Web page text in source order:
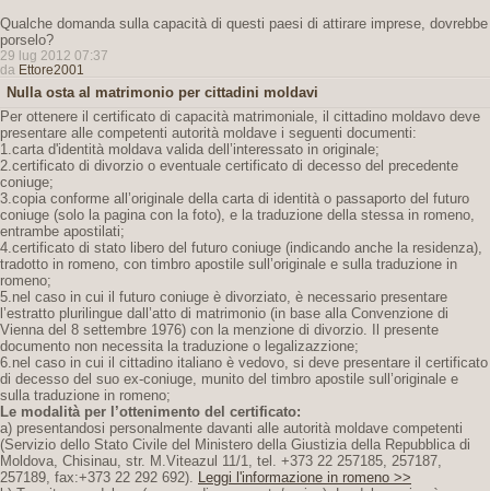
Qualche domanda sulla capacità di questi paesi di attirare imprese, dovrebbe
porselo?
29 lug 2012 07:37
da Ettore2001
Nulla osta al matrimonio per cittadini moldavi
Per ottenere il certificato di capacità matrimoniale, il cittadino moldavo deve
presentare alle competenti autorità moldave i seguenti documenti:
1.carta d'identità moldava valida dell’interessato in originale;
2.certificato di divorzio o eventuale certificato di decesso del precedente
coniuge;
3.copia conforme all’originale della carta di identità o passaporto del futuro
coniuge (solo la pagina con la foto), e la traduzione della stessa in romeno,
entrambe apostilati;
4.certificato di stato libero del futuro coniuge (indicando anche la residenza),
tradotto in romeno, con timbro apostile sull’originale e sulla traduzione in
romeno;
5.nel caso in cui il futuro coniuge è divorziato, è necessario presentare
l’estratto plurilingue dall’atto di matrimonio (in base alla Convenzione di
Vienna del 8 settembre 1976) con la menzione di divorzio. Il presente
documento non necessita la traduzione o legalizazzione;
6.nel caso in cui il cittadino italiano è vedovo, si deve presentare il certificato
di decesso del suo ex-coniuge, munito del timbro apostile sull’originale e
sulla traduzione in romeno;
Le modalità per l’ottenimento del certificato:
a) presentandosi personalmente davanti alle autorità moldave competenti
(Servizio dello Stato Civile del Ministero della Giustizia della Repubblica di
Moldova, Chisinau, str. M.Viteazul 11/1, tel. +373 22 257185, 257187,
257189, fax:+373 22 292 692). Leggi l'informazione in romeno >>